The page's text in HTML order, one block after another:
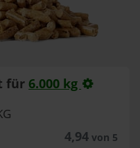
für 6.000 kg
4,94von 5